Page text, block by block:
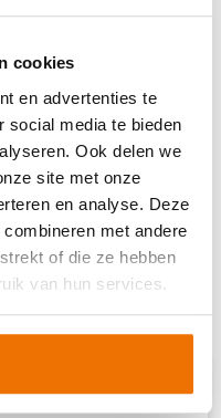
cookies
en advertenties te
social media te bieden
Ook delen we
site met onze
en analyse. Deze
met andere
of die ze hebben
van hun services.
alle belangrijke
je al jouw vragen